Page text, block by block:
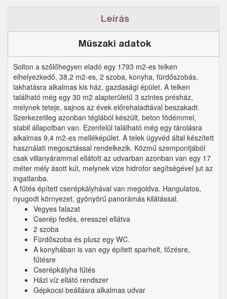
Leírás
Műszaki adatok
Solton a szőlőhegyen eladó egy 1793 m2-es telken
elhelyezkedő, 38,2 m2-es, 2 szoba, konyha, fürdőszobás,
lakhatásra alkalmas kis ház, gazdasági épület. A telken
található még egy 30 m2 alapterületű 3 szintes présház,
melynek teteje, sajnos az évek előrehaladtával beszakadt.
Szerkezetileg azonban téglából készült, beton födémmel,
stabil állapotban van. Ezenfelül található még egy tárolásra
alkalmas 9,4 m2-es melléképület. A telek ügyvéd által készített
használati megosztással rendelkezik. Közmű szempontjából
csak villanyárammal ellátott az udvarban azonban van egy 17
méter mély ásott kút, melynek vize hidrofor segítségével jut az
ingatlanba.
A fűtés épített cserépkályhával van megoldva. Hangulatos,
nyugodt környezet, gyönyörű panorámás kilátással.
Vegyes falazat
Cserép fedés, eresszel ellátva
2 szoba
Fürdőszoba és plusz egy WC.
A konyhában is van egy épített sparhelt, főzésre,
fűtésre
Cserépkályha fűtés
Házi víz ellátó rendszer
Gépkocsi beállásra alkalmas udvar​